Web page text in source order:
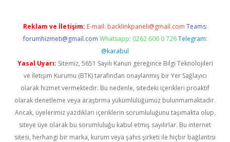
Reklam ve İletişim: E-mail: backlinkpaneli@gmail.com Teams:
forumhizmeti@gmail.com Whatsapp: 0262 606 0 726 Telegram:
@karabul
Yasal Uyarı: Sitemiz, 5651 Sayılı Kanun gereğince Bilgi Teknolojileri
ve İletişim Kurumu (BTK) tarafından onaylanmış bir Yer Sağlayıcı
olarak hizmet vermektedir. Bu nedenle, sitedeki içerikleri proaktif
olarak denetleme veya araştırma yükümlülüğümüz bulunmamaktadır.
Ancak, üyelerimiz yazdıkları içeriklerin sorumluluğunu taşımakta olup,
siteye üye olarak bu sorumluluğu kabul etmiş sayılırlar. Bu internet
sitesi, herhangi bir marka, kurum veya şahıs şirketi ile hiçbir bağlantısı